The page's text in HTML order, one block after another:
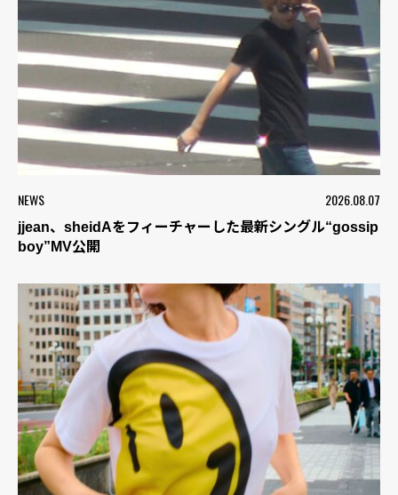
NEWS 2026.08.07
jjean、sheidAをフィーチャーした最新シングル“gossip
boy”MV公開